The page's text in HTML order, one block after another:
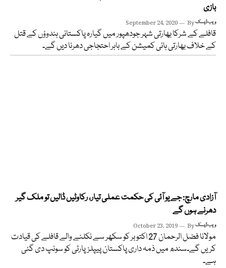
بازی
September 24, 2020 Byویب ڈیسک
قافلے کے شرکا بھارتی شہر جودھپور میں گیارہ پاکستانی ہندوؤں کے قتل
کے خلاف بھارتی ہائی کمیشن کے باہر احتجاجی دھرنا دیں گے۔
آزادی مارچ: جے یو آئی کی حکمت عملی تیار، رکاوٹیں ڈالیں تو ملک گیر
دھرنے ہوں گے
October 23, 2019 Byویب ڈیسک
مولانا فضل الرحمان 27 اکتوبر کو سکھر سے نکلنے والے قافلے کی قیادت
کریں گے۔سندھ میں ذمہ داری پاکستان پیپلزپارٹی کو سونپ دی گئی
ہے۔